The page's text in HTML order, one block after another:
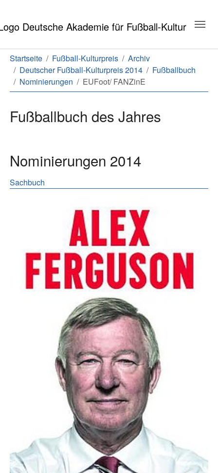
Sie sind hier:
Startseite Fußball-Kulturpreis
Archiv
Deutscher Fußball-Kulturpreis 2014
Fußballbuch
Nominierungen
EUFoot/ FANZinE
Fußballbuch des Jahres
Nominierungen 2014
Sachbuch